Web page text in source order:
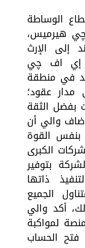
الوساطة
هيرميس،
إلى الإرث
إي اف چي
في منطقة
عقود؛
بفضل الثقة
والي أن
بنفس القوة
الكبرى
بتوفير
ذاتها
الجميع
أكد والي
لمواكبة
فتح الحساب